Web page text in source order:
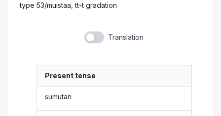
type 53/muistaa, tt-t gradation
Translation
Present tense
sumutan